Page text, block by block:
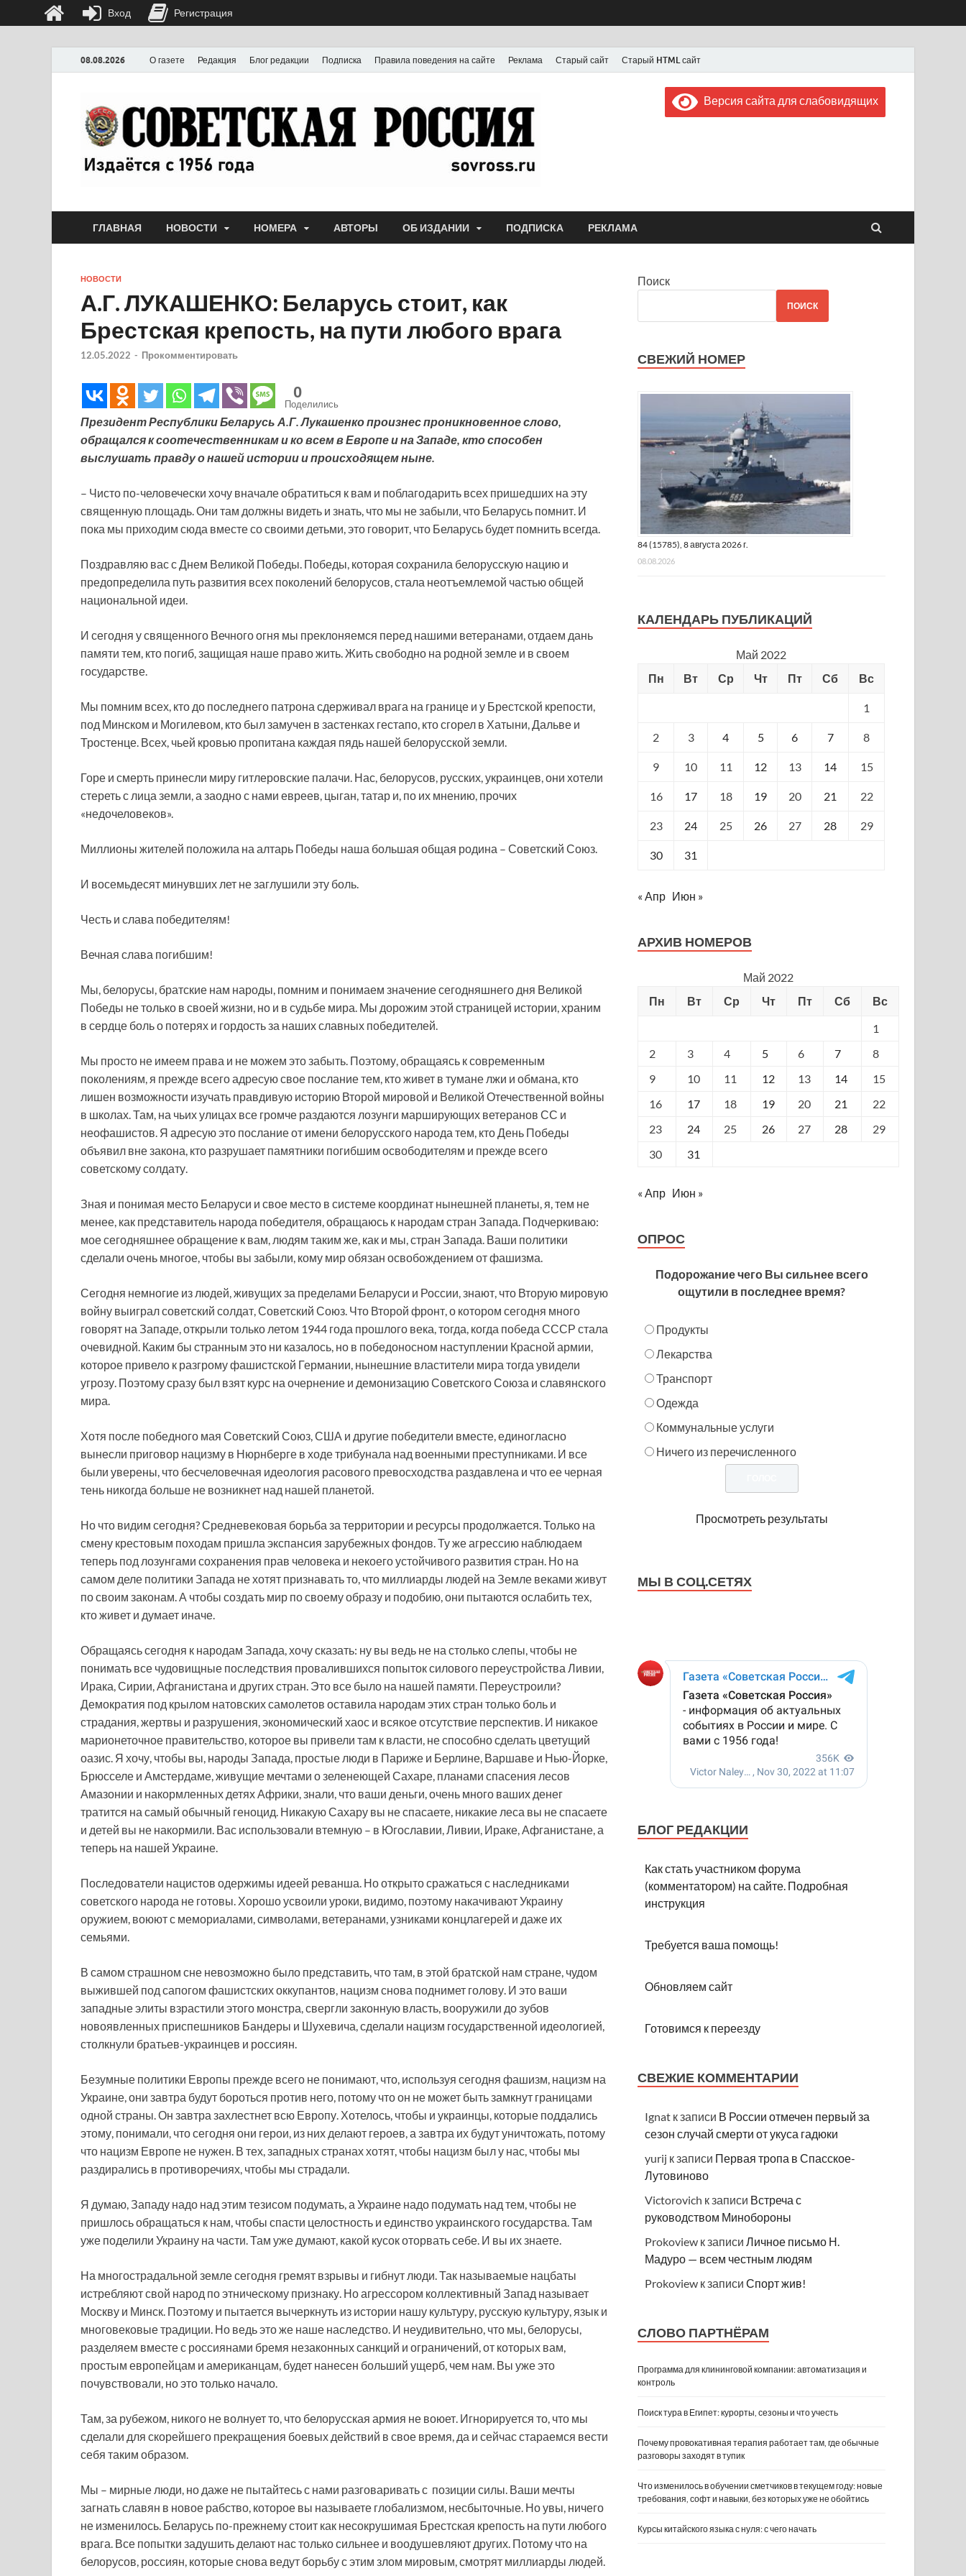
08.08.2026 О газете Редакция Блог редакции Подписка Правила поведения на сайте Реклама Старый сайт Старый HTML сайт
Газета "Советская Россия"
Выпускается с июля 1956 года
Версия сайта для слабовидящих
ГЛАВНАЯ НОВОСТИ НОМЕРА АВТОРЫ ОБ ИЗДАНИИ ПОДПИСКА РЕКЛАМА
НОВОСТИ
А.Г. ЛУКАШЕНКО: Беларусь стоит, как
Брестская крепость, на пути любого врага
12.05.2022 - Прокомментировать
0
Поделились
Президент Республики Беларусь А.Г. Лукашенко произнес проникновенное слово,
обращался к соотечественникам и ко всем в Европе и на Западе, кто способен
выслушать правду о нашей истории и происходящем ныне.
– Чисто по-человечески хочу вначале обратиться к вам и поблагодарить всех пришедших на эту
священную площадь. Они там должны видеть и знать, что мы не забыли, что Беларусь помнит. И
пока мы приходим сюда вместе со своими детьми, это говорит, что Беларусь будет помнить всегда.
Поздравляю вас с Днем Великой Победы. Победы, которая сохранила белорусскую нацию и
предопределила путь развития всех поколений белорусов, стала неотъемлемой частью общей
национальной идеи.
И сегодня у священного Вечного огня мы преклоняемся перед нашими ветеранами, отдаем дань
памяти тем, кто погиб, защищая наше право жить. Жить свободно на родной земле и в своем
государстве.
Мы помним всех, кто до последнего патрона сдерживал врага на границе и у Брестской крепости,
под Минском и Могилевом, кто был замучен в застенках гестапо, кто сгорел в Хатыни, Дальве и
Тростенце. Всех, чьей кровью пропитана каждая пядь нашей белорусской земли.
Горе и смерть принесли миру гитлеровские палачи. Нас, белорусов, русских, украинцев, они хотели
стереть с лица земли, а заодно с нами евреев, цыган, татар и, по их мнению, прочих
«недочеловеков».
Миллионы жителей положила на алтарь Победы наша большая общая родина – Советский Союз.
И восемьдесят минувших лет не заглушили эту боль.
Честь и слава победителям!
Вечная слава погибшим!
Мы, белорусы, братские нам народы, помним и понимаем значение сегодняшнего дня Великой
Победы не только в своей жизни, но и в судьбе мира. Мы дорожим этой страницей истории, храним
в сердце боль о потерях и гордость за наших славных победителей.
Мы просто не имеем права и не можем это забыть. Поэтому, обращаясь к современным
поколениям, я прежде всего адресую свое послание тем, кто живет в тумане лжи и обмана, кто
лишен возможности изучать правдивую историю Второй мировой и Великой Отечественной войны
в школах. Там, на чьих улицах все громче раздаются лозунги марширующих ветеранов СС и
неофашистов. Я адресую это послание от имени белорусского народа тем, кто День Победы
объявил вне закона, кто разрушает памятники погибшим освободителям и прежде всего
советскому солдату.
Зная и понимая место Беларуси и свое место в системе координат нынешней планеты, я, тем не
менее, как представитель народа победителя, обращаюсь к народам стран Запада. Подчеркиваю:
мое сегодняшнее обращение к вам, людям таким же, как и мы, стран Запада. Ваши политики
сделали очень многое, чтобы вы забыли, кому мир обязан освобождением от фашизма.
Сегодня немногие из людей, живущих за пределами Беларуси и России, знают, что Вторую мировую
войну выиграл советский солдат, Советский Союз. Что Второй фронт, о котором сегодня много
говорят на Западе, открыли только летом 1944 года прошлого века, тогда, когда победа СССР стала
очевидной. Каким бы странным это ни казалось, но в победоносном наступлении Красной армии,
которое привело к разгрому фашистской Германии, нынешние властители мира тогда увидели
угрозу. Поэтому сразу был взят курс на очернение и демонизацию Советского Союза и славянского
мира.
Хотя после победного мая Советский Союз, США и другие победители вместе, единогласно
вынесли приговор нацизму в Нюрнберге в ходе трибунала над военными преступниками. И все
были уверены, что бесчеловечная идеология расового превосходства раздавлена и что ее черная
тень никогда больше не возникнет над нашей планетой.
Но что видим сегодня? Средневековая борьба за территории и ресурсы продолжается. Только на
смену крестовым походам пришла экспансия зарубежных фондов. Ту же агрессию наблюдаем
теперь под лозунгами сохранения прав человека и некоего устойчивого развития стран. Но на
самом деле политики Запада не хотят признавать то, что миллиарды людей на Земле веками живут
по своим законам. А чтобы создать мир по своему образу и подобию, они пытаются ослабить тех,
кто живет и думает иначе.
Обращаясь сегодня к народам Запада, хочу сказать: ну вы ведь не на столько слепы, чтобы не
понимать все чудовищные последствия провалившихся попыток силового переустройства Ливии,
Ирака, Сирии, Афганистана и других стран. Это все было на нашей памяти. Переустроили?
Демократия под крылом натовских самолетов оставила народам этих стран только боль и
страдания, жертвы и разрушения, экономический хаос и всякое отсутствие перспектив. И никакое
марионеточное правительство, которое вы привели там к власти, не способно сделать цветущий
оазис. Я хочу, чтобы вы, народы Запада, простые люди в Париже и Берлине, Варшаве и Нью-Йорке,
Брюсселе и Амстердаме, живущие мечтами о зеленеющей Сахаре, планами спасения лесов
Амазонии и накормленных детях Африки, знали, что ваши деньги, очень много ваших денег
тратится на самый обычный геноцид. Никакую Сахару вы не спасаете, никакие леса вы не спасаете
и детей вы не накормили. Вас использовали втемную – в Югославии, Ливии, Ираке, Афганистане, а
теперь на нашей Украине.
Последователи нацистов одержимы идеей реванша. Но открыто сражаться с наследниками
советского народа не готовы. Хорошо усвоили уроки, видимо, поэтому накачивают Украину
оружием, воюют с мемориалами, символами, ветеранами, узниками концлагерей и даже их
семьями.
В самом страшном сне невозможно было представить, что там, в этой братской нам стране, чудом
выжившей под сапогом фашистских оккупантов, нацизм снова поднимет голову. И это ваши
западные элиты взрастили этого монстра, свергли законную власть, вооружили до зубов
новоявленных приспешников Бандеры и Шухевича, сделали нацизм государственной идеологией,
столкнули братьев-украинцев и россиян.
Безумные политики Европы прежде всего не понимают, что, используя сегодня фашизм, нацизм на
Украине, они завтра будут бороться против него, потому что он не может быть замкнут границами
одной страны. Он завтра захлестнет всю Европу. Хотелось, чтобы и украинцы, которые поддались
этому, понимали, что сегодня они герои, из них делают героев, а завтра их будут уничтожать, потому
что нацизм Европе не нужен. В тех, западных странах хотят, чтобы нацизм был у нас, чтобы мы
раздирались в противоречиях, чтобы мы страдали.
Я думаю, Западу надо над этим тезисом подумать, а Украине надо подумать над тем, чтобы не
пришлось обращаться к нам, чтобы спасти целостность и единство украинского государства. Там
уже поделили Украину на части. Там уже думают, какой кусок оторвать себе. И вы их знаете.
На многострадальной земле сегодня гремят взрывы и гибнут люди. Так называемые нацбаты
истребляют свой народ по этническому признаку. Но агрессором коллективный Запад называет
Москву и Минск. Поэтому и пытается вычеркнуть из истории нашу культуру, русскую культуру, язык и
многовековые традиции. Но ведь это же наше наследство. И неудивительно, что мы, белорусы,
разделяем вместе с россиянами бремя незаконных санкций и ограничений, от которых вам,
простым европейцам и американцам, будет нанесен больший ущерб, чем нам. Вы уже это
почувствовали, но это только начало.
Там, за рубежом, никого не волнует то, что белорусская армия не воюет. Игнорируется то, что мы
сделали для скорейшего прекращения боевых действий в свое время, да и сейчас стараемся вести
себя таким образом.
Мы – мирные люди, но даже не пытайтесь с нами разговаривать с позиции силы. Ваши мечты
загнать славян в новое рабство, которое вы называете глобализмом, несбыточные. Но увы, ничего
не изменилось. Беларусь по-прежнему стоит как несокрушимая Брестская крепость на пути любого
врага. Все попытки задушить делают нас только сильнее и воодушевляют других. Потому что на
белорусов, россиян, которые снова ведут борьбу с этим злом мировым, смотрят миллиарды людей.
Поиск
ПОИСК
СВЕЖИЙ НОМЕР
84 (15785), 8 августа 2026 г.
08.08.2026
КАЛЕНДАРЬ ПУБЛИКАЦИЙ
Май 2022
Пн
Вт Ср Чт Пт Сб Вс
1
2 3 4 5 6 7 8
9 10 11 12 13 14 15
16 17 18 19 20 21 22
23 24 25 26 27 28 29
30 31
« Апр Июн »
АРХИВ НОМЕРОВ
Май 2022
Пн
Вт Ср Чт Пт Сб
Вс
1
2
3 4 5 6 7
8
9
10 11 12 13 14
15
16
17 18 19 20 21
22
23
24 25 26 27 28
29
30
31
« Апр Июн »
ОПРОС
Подорожание чего Вы сильнее всего
ощутили в последнее время?
Продукты
Лекарства
Транспорт
Одежда
Коммунальные услуги
Ничего из перечисленного
Просмотреть результаты
МЫ В СОЦ.СЕТЯХ
БЛОГ РЕДАКЦИИ
Как стать участником форума
(комментатором) на сайте. Подробная
инструкция
Требуется ваша помощь!
Обновляем сайт
Готовимся к переезду
СВЕЖИЕ КОММЕНТАРИИ
Ignat к записи В России отмечен первый за
сезон случай смерти от укуса гадюки
yurij к записи Первая тропа в Спасское-
Лутовиново
Victorovich к записи Встреча с
руководством Минобороны
Prokoview к записи Личное письмо Н.
Мадуро — всем честным людям
Prokoview к записиСпорт жив!
СЛОВО ПАРТНЁРАМ
Программа для клининговой компании: автоматизация и
контроль
Поиск тура в Египет: курорты, сезоны и что учесть
Почему провокативная терапия работает там, где обычные
разговоры заходят в тупик
Что изменилось в обучении сметчиков в текущем году: новые
требования, софт и навыки, без которых уже не обойтись
Курсы китайского языка с нуля: с чего начать
Вход Регистрация